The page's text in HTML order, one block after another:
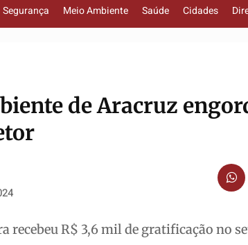
Segurança Meio Ambiente Saúde Cidades
de Aracruz
recebeu R$ 3,6 mil de gratificação no